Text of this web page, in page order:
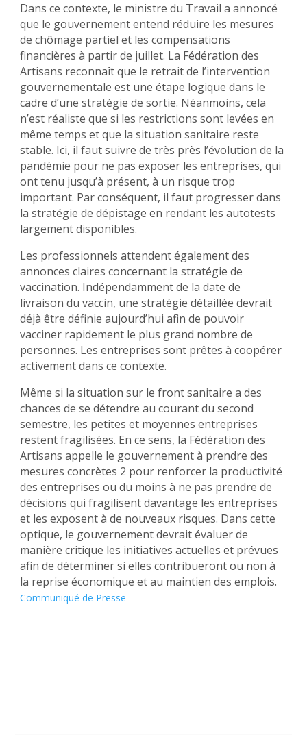
Dans ce contexte, le ministre du Travail a annoncé
que le gouvernement entend réduire les mesures
de chômage partiel et les compensations
financières à partir de juillet. La Fédération des
Artisans reconnaît que le retrait de l’intervention
gouvernementale est une étape logique dans le
cadre d’une stratégie de sortie. Néanmoins, cela
n’est réaliste que si les restrictions sont levées en
même temps et que la situation sanitaire reste
stable. Ici, il faut suivre de très près l’évolution de la
pandémie pour ne pas exposer les entreprises, qui
ont tenu jusqu’à présent, à un risque trop
important. Par conséquent, il faut progresser dans
la stratégie de dépistage en rendant les autotests
largement disponibles.
Les professionnels attendent également des
annonces claires concernant la stratégie de
vaccination. Indépendamment de la date de
livraison du vaccin, une stratégie détaillée devrait
déjà être définie aujourd’hui afin de pouvoir
vacciner rapidement le plus grand nombre de
personnes. Les entreprises sont prêtes à coopérer
activement dans ce contexte.
Même si la situation sur le front sanitaire a des
chances de se détendre au courant du second
semestre, les petites et moyennes entreprises
restent fragilisées. En ce sens, la Fédération des
Artisans appelle le gouvernement à prendre des
mesures concrètes 2 pour renforcer la productivité
des entreprises ou du moins à ne pas prendre de
décisions qui fragilisent davantage les entreprises
et les exposent à de nouveaux risques. Dans cette
optique, le gouvernement devrait évaluer de
manière critique les initiatives actuelles et prévues
afin de déterminer si elles contribueront ou non à
la reprise économique et au maintien des emplois.
Communiqué de Presse